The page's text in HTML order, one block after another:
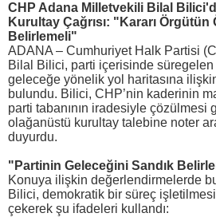
CHP Adana Milletvekili Bilal
Kurultay Çağrısı: "Kararı Örgütün
Belirlemeli"
ADANA – Cumhuriyet Halk Partisi
Bilal Bilici, parti içerisinde süregelen
geleceğe yönelik yol haritasına
bulundu. Bilici, CHP’nin kaderinin
parti tabanının iradesiyle çözülmesi
olağanüstü kurultay talebine noter
duyurdu.
"Partinin Geleceğini Sandık
Konuya ilişkin değerlendirmelerde
Bilici, demokratik bir süreç
çekerek şu ifadeleri kullandı: